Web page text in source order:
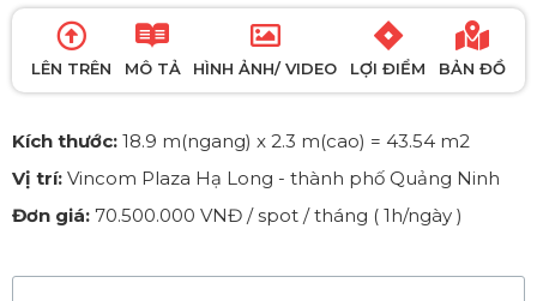
LÊN TRÊN MÔ TẢ HÌNH ẢNH/ VIDEO LỢI ĐIỂM BẢN ĐỒ
Kích thước: 18.9 m(ngang) x 2.3 m(cao) = 43.54 m2
Vị trí: Vincom Plaza Hạ Long - thành phố Quảng Ninh
Đơn giá: 70.500.000 VNĐ / spot / tháng ( 1h/ngày )